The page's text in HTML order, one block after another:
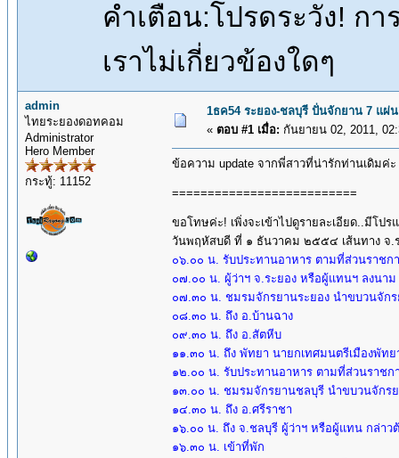
คำเตือน:โปรดระวัง! ก
เราไม่เกี่ยวข้องใดๆ
admin
ไทยระยองดอทคอม
Administrator
Hero Member
กระทู้: 11152
1ธค54 ระยอง-ชลบุรี ปั่นจักยาน 7 แผ่
« ตอบ #1 เมื่อ: กันยายน 02, 2011,
ข้อความ update จากพี่สาวที่น่ารักท่านเดิมค่
==========================
ขอโทษค่ะ! เพิ่งจะเข้าไปดูรายละเอียด..มีโป
วันพฤหัสบดี ที่ ๑ ธันวาคม ๒๕๕๔ เส้นทาง จ.
๐๖.๐๐ น. รับประทานอาหาร ตามที่ส่วนราชก
๐๗.๐๐ น. ผู้ว่าฯ จ.ระยอง หรือผู้แทนฯ ลงนา
๐๗.๓๐ น. ชมรมจักรยานระยอง นำขบวนจัก
๐๘.๓๐ น. ถึง อ.บ้านฉาง
๐๙.๓๐ น. ถึง อ.สัตหีบ
๑๑.๓๐ น. ถึง พัทยา นายกเทศมนตรีเมืองพัท
๑๒.๐๐ น. รับประทานอาหาร ตามที่ส่วนราชก
๑๓.๐๐ น. ชมรมจักรยานชลบุรี นำขบวนจักร
๑๔.๓๐ น. ถึง อ.ศรีราชา
๑๖.๐๐ น. ถึง จ.ชลบุรี ผู้ว่าฯ หรือผู้แทน กล่าว
๑๖.๓๐ น. เข้าที่พัก